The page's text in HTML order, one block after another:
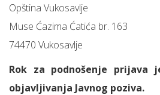
Opština Vukosavlje
Muse Ćazima Ćatića br. 163
74470 Vukosavlje
Rok za podnošenje prijava
objavljivanja Javnog poziva.